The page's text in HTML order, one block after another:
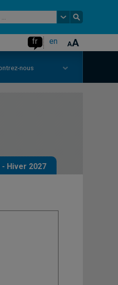
fr en
nous
Hiver 2027